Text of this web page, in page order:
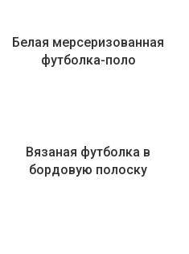
Белая мерсеризованная
футболка-поло
Вязаная футболка в
бордовую полоску